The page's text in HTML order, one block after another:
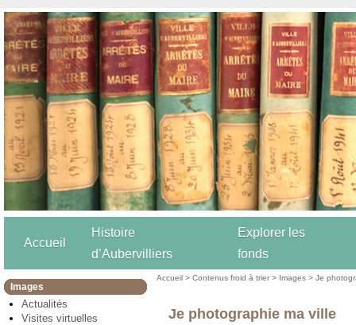
Accueil
Histoire
d’Aubervilliers
Explorer les
fonds
Images
Actualités
Visites virtuelles
Accueil >Contenus froid à trier > Images > Je
Je photographie ma ville